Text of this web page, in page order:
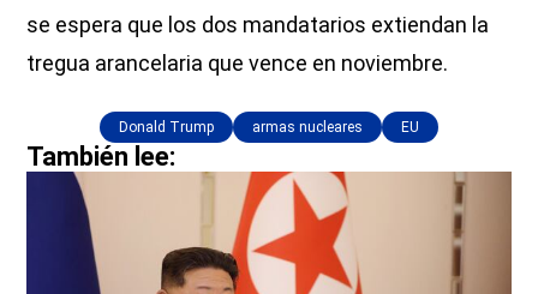
se espera que los dos mandatarios extiendan la
tregua arancelaria que vence en noviembre.
Donald Trump armas nucleares EU
También lee: